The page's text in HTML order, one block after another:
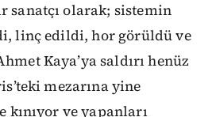
sanatçı olarak; sistemin
linç edildi, hor görüldü ve
Kaya’ya saldırı henüz
mezarına yine
kınıyor ve yapanları